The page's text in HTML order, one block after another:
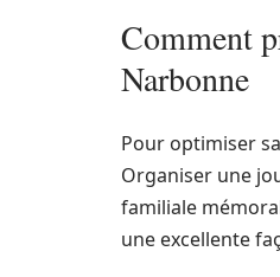
Comment
Narbonne
Pour optimiser
Organiser une
familiale
une excellente